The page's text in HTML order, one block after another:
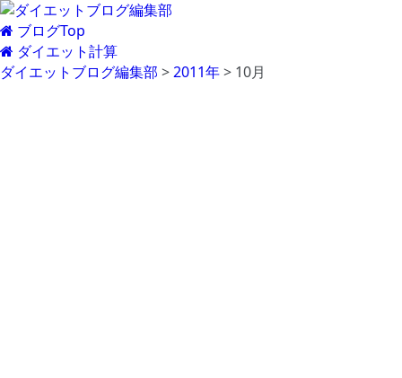
ブログTop
ダイエット計算
ダイエットブログ編集部 >2011年> 10月